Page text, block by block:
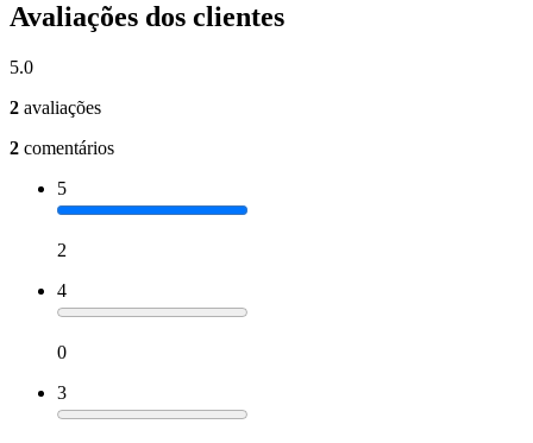
Avaliações dos clientes
5.0
2 avaliações
2 comentários
5
2
4
0
3